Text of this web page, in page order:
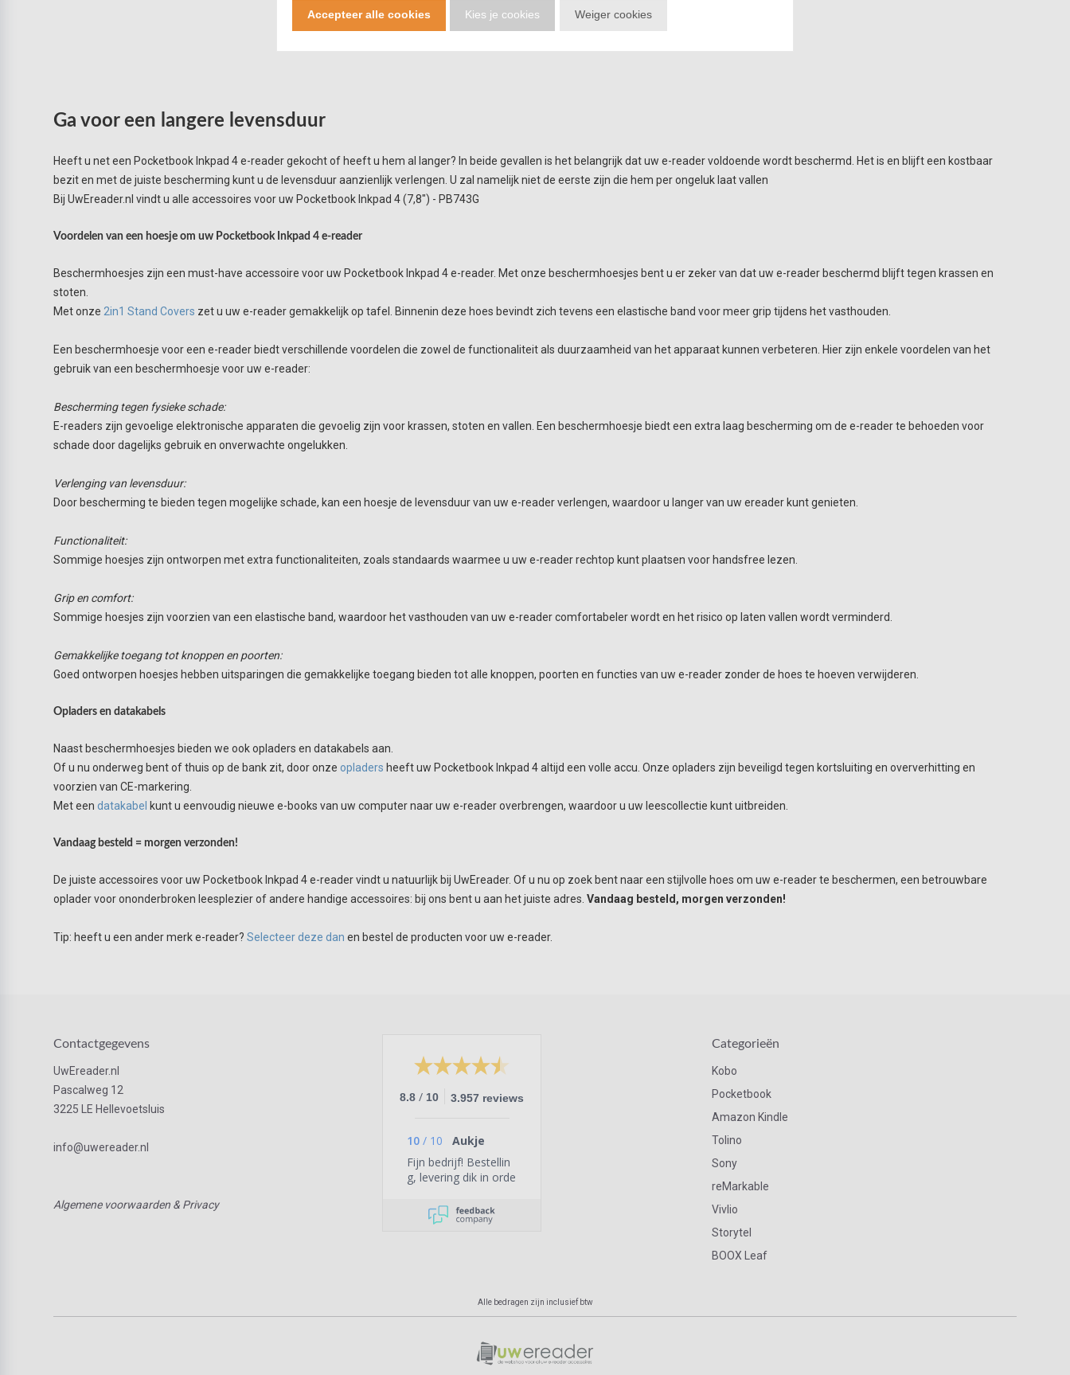
Ga voor een langere levensduur
Heeft u net een Pocketbook Inkpad 4 e-reader gekocht of heeft u hem al langer? In beide gevallen is het belangrijk dat uw e-reader voldoende wordt beschermd. Het is en blijft een kostbaar
bezit en met de juiste bescherming kunt u de levensduur aanzienlijk verlengen. U zal namelijk niet de eerste zijn die hem per ongeluk laat vallen
Bij UwEreader.nl vindt u alle accessoires voor uw Pocketbook Inkpad 4 (7,8") - PB743G
Voordelen van een hoesje om uw Pocketbook Inkpad 4 e-reader
Beschermhoesjes zijn een must-have accessoire voor uw Pocketbook Inkpad 4 e-reader. Met onze beschermhoesjes bent u er zeker van dat uw e-reader beschermd blijft tegen krassen en
stoten.
Met onze 2in1 Stand Covers zet u uw e-reader gemakkelijk op tafel. Binnenin deze hoes bevindt zich tevens een elastische band voor meer grip tijdens het vasthouden.
Een beschermhoesje voor een e-reader biedt verschillende voordelen die zowel de functionaliteit als duurzaamheid van het apparaat kunnen verbeteren. Hier zijn enkele voordelen van het
gebruik van een beschermhoesje voor uw e-reader:
Bescherming tegen fysieke schade:
E-readers zijn gevoelige elektronische apparaten die gevoelig zijn voor krassen, stoten en vallen. Een beschermhoesje biedt een extra laag bescherming om de e-reader te behoeden voor
schade door dagelijks gebruik en onverwachte ongelukken.
Verlenging van levensduur:
Door bescherming te bieden tegen mogelijke schade, kan een hoesje de levensduur van uw e-reader verlengen, waardoor u langer van uw ereader kunt genieten.
Functionaliteit:
Sommige hoesjes zijn ontworpen met extra functionaliteiten, zoals standaards waarmee u uw e-reader rechtop kunt plaatsen voor handsfree lezen.
Grip en comfort:
Sommige hoesjes zijn voorzien van een elastische band, waardoor het vasthouden van uw e-reader comfortabeler wordt en het risico op laten vallen wordt verminderd.
Gemakkelijke toegang tot knoppen en poorten:
Goed ontworpen hoesjes hebben uitsparingen die gemakkelijke toegang bieden tot alle knoppen, poorten en functies van uw e-reader zonder de hoes te hoeven verwijderen.
Opladers en datakabels
Naast beschermhoesjes bieden we ook opladers en datakabels aan.
Of u nu onderweg bent of thuis op de bank zit, door onze opladers heeft uw Pocketbook Inkpad 4 altijd een volle accu. Onze opladers zijn beveiligd tegen kortsluiting en oververhitting en
voorzien van CE-markering.
Met een datakabel kunt u eenvoudig nieuwe e-books van uw computer naar uw e-reader overbrengen, waardoor u uw leescollectie kunt uitbreiden.
Vandaag besteld = morgen verzonden!
De juiste accessoires voor uw Pocketbook Inkpad 4 e-reader vindt u natuurlijk bij UwEreader. Of u nu op zoek bent naar een stijlvolle hoes om uw e-reader te beschermen, een betrouwbare
oplader voor ononderbroken leesplezier of andere handige accessoires: bij ons bent u aan het juiste adres. Vandaag besteld, morgen verzonden!
Tip: heeft u een ander merk e-reader? Selecteer deze dan en bestel de producten voor uw e-reader.
Contactgegevens
UwEreader.nl
Pascalweg 12
3225 LE Hellevoetsluis
info@uwereader.nl
Algemene voorwaarden & Privacy
8.8 / 10 3.957 reviews
10 / 10
Aukje
Fijn bedrijf! Bestellin
g, levering dik in orde
Categorieën
Kobo
Pocketbook
Amazon Kindle
Tolino
Sony
reMarkable
Vivlio
Storytel
BOOX Leaf
Alle bedragen zijn inclusief btw
Accepteer alle cookies Kies je cookies Weiger cookies